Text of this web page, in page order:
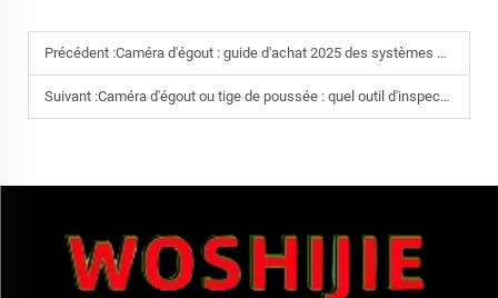
Précédent :Caméra d'égout : guide d'achat 2025 des systèmes d'inspection HD à moins de 5 000 $
Suivant :Caméra d'égout ou tige de poussée : quel outil d'inspection de canalisation s'amortit le plus rapidement ?